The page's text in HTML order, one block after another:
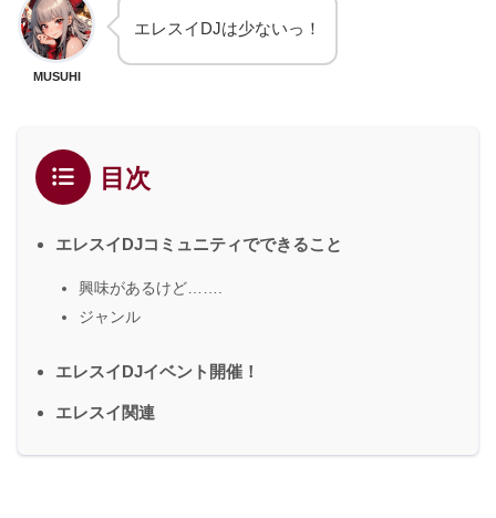
MUSUHI
エレスイDJは少ないっ！
目次
エレスイDJコミュニティでできること
興味があるけど…….
ジャンル
エレスイDJイベント開催！
エレスイ関連